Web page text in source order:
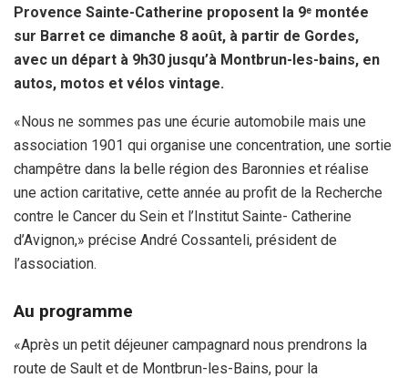
k
p
Provence Sainte-Catherine proposent la 9e montée
sur Barret ce dimanche 8 août, à partir de Gordes,
avec un départ à 9h30 jusqu’à Montbrun-les-bains, en
autos, motos et vélos vintage.
«Nous ne sommes pas une écurie automobile mais une
association 1901 qui organise une concentration, une sortie
champêtre dans la belle région des Baronnies et réalise
une action caritative, cette année au profit de la Recherche
contre le Cancer du Sein et l’Institut Sainte- Catherine
d’Avignon,» précise André Cossanteli, président de
l’association.
Au programme
«Après un petit déjeuner campagnard nous prendrons la
route de Sault et de Montbrun-les-Bains, pour la